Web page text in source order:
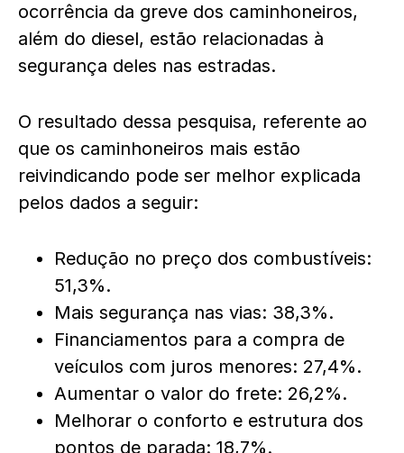
ocorrência da greve dos caminhoneiros,
além do diesel, estão relacionadas à
segurança deles nas estradas.
O resultado dessa pesquisa, referente ao
que os caminhoneiros mais estão
reivindicando pode ser melhor explicada
pelos dados a seguir:
Redução no preço dos combustíveis:
51,3%.
Mais segurança nas vias: 38,3%.
Financiamentos para a compra de
veículos com juros menores: 27,4%.
Aumentar o valor do frete: 26,2%.
Melhorar o conforto e estrutura dos
pontos de parada: 18,7%.